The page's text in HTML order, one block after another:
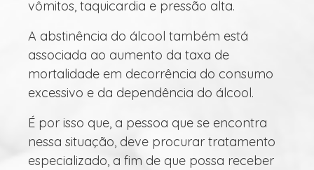
vômitos, taquicardia e pressão alta.
A abstinência do álcool também está
associada ao aumento da taxa de
mortalidade em decorrência do consumo
excessivo e da dependência do álcool.
É por isso que, a pessoa que se encontra
nessa situação, deve procurar tratamento
especializado, a fim de que possa receber